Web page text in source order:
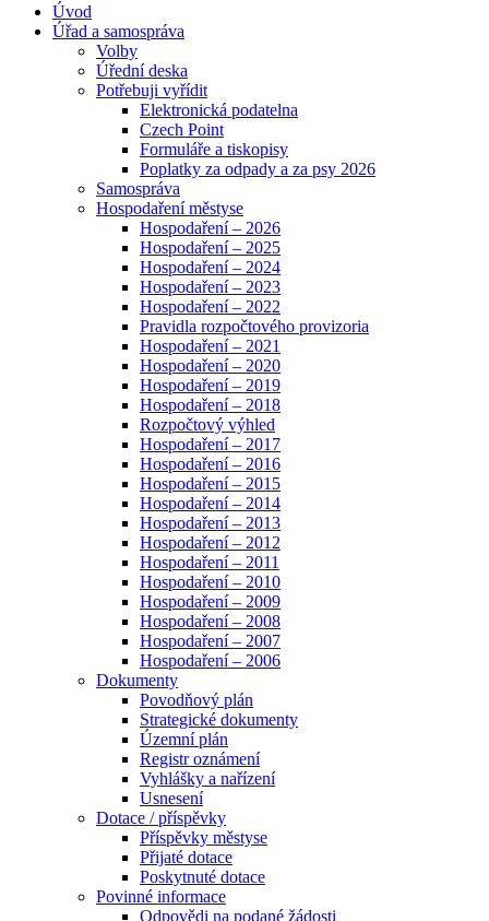
Úvod
Úřad a samospráva
Volby
Úřední deska
Potřebuji vyřídit
Elektronická podatelna
Czech Point
Formuláře a tiskopisy
Poplatky za odpady a za psy 2026
Samospráva
Hospodaření městyse
Hospodaření – 2026
Hospodaření – 2025
Hospodaření – 2024
Hospodaření – 2023
Hospodaření – 2022
Pravidla rozpočtového provizoria
Hospodaření – 2021
Hospodaření – 2020
Hospodaření – 2019
Hospodaření – 2018
Rozpočtový výhled
Hospodaření – 2017
Hospodaření – 2016
Hospodaření – 2015
Hospodaření – 2014
Hospodaření – 2013
Hospodaření – 2012
Hospodaření – 2011
Hospodaření – 2010
Hospodaření – 2009
Hospodaření – 2008
Hospodaření – 2007
Hospodaření – 2006
Dokumenty
Povodňový plán
Strategické dokumenty
Územní plán
Registr oznámení
Vyhlášky a nařízení
Usnesení
Dotace / příspěvky
Příspěvky městyse
Přijaté dotace
Poskytnuté dotace
Povinné informace
Odpovědi na podané žádosti